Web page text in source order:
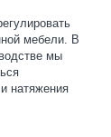
мебели. В
мы
натяжения